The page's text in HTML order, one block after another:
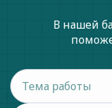
В нашей